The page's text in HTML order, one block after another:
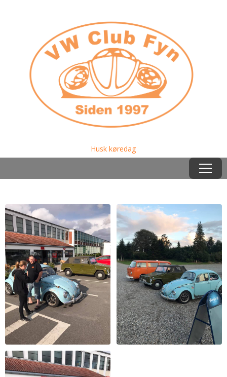
Husk køredag
Menu